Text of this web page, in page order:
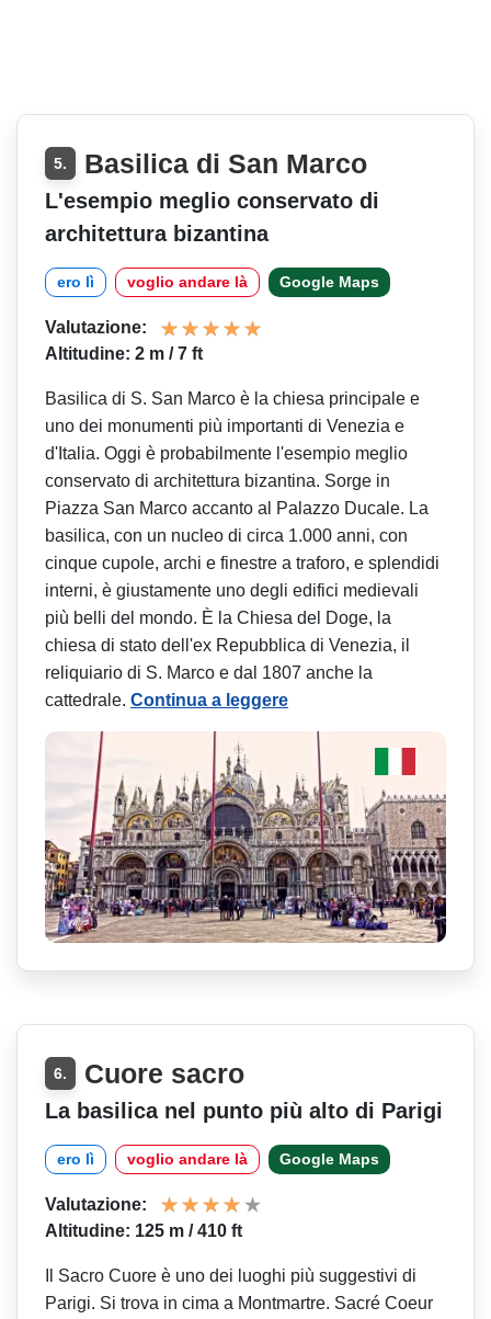
5. Basilica di San Marco
L'esempio meglio conservato di
architettura bizantina
ero lì voglio andare là Google Maps
Valutazione:
Altitudine: 2 m / 7 ft
Basilica di S. San Marco è la chiesa principale e
uno dei monumenti più importanti di Venezia e
d'Italia. Oggi è probabilmente l'esempio meglio
conservato di architettura bizantina. Sorge in
Piazza San Marco accanto al Palazzo Ducale. La
basilica, con un nucleo di circa 1.000 anni, con
cinque cupole, archi e finestre a traforo, e splendidi
interni, è giustamente uno degli edifici medievali
più belli del mondo. È la Chiesa del Doge, la
chiesa di stato dell'ex Repubblica di Venezia, il
reliquiario di S. Marco e dal 1807 anche la
cattedrale. Continua a leggere
6. Cuore sacro
La basilica nel punto più alto di Parigi
ero lì voglio andare là Google Maps
Valutazione:
Altitudine: 125 m / 410 ft
Il Sacro Cuore è uno dei luoghi più suggestivi di
Parigi. Si trova in cima a Montmartre. Sacré Coeur